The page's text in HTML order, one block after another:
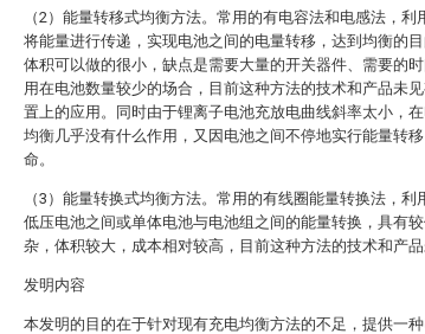
（2）能量转移式均衡方法。常用的有电容法和电感法，
将能量进行传递，实现电池之间的电量转移，达到均衡的目
体积可以做的很小，缺点是需要大量的开关器件、需要的
用在电池数量较少的场合，目前这种方法的技术和产品未
置上的应用。同时由于锂离子电池充放电曲线斜率太小，
均衡几乎没有什么作用，又因电池之间不停地实行能量转
命。
（3）能量转换式均衡方法。常用的有线圈能量转换法，
低压电池之间或单体电池与电池组之间的能量转换，具有
杂，体积较大，成本相对较高，目前这种方法的技术和产品
发明内容
本发明的目的在于针对现有充电均衡方法的不足，提供一